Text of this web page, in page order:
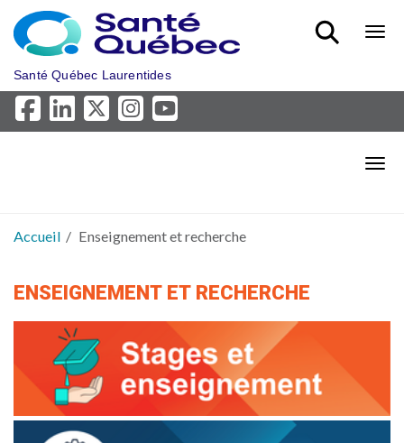
Aller au menu principal
Santé Québec Laurentides
Accueil Enseignement et recherche
ENSEIGNEMENT ET RECHERCHE